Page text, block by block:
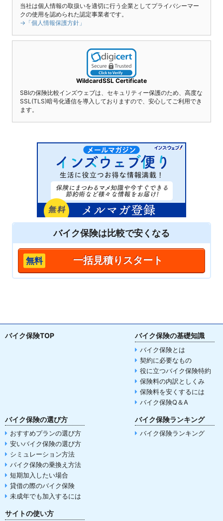
当社は個人情報の取扱いを適切に行う企業としてプライバシーマー
クの使用を認められた認定事業者です。
→「個人情報保護方針」
WildcardSSL Certificate
SBIの保険比較インズウェブは、セキュリティー保護のため、高度な
SSL(TLS)暗号化通信を導入しておりますので、安心してご利用でき
ます。
バイク保険は比較で安くなる
一括見積りスタート
バイク保険TOP バイク保険の基礎知識
バイク保険とは
契約に必要なもの
役に立つバイク保険特約
保険料の内訳としくみ
保険料を安くするには
バイク保険Q＆A
バイク保険の選び方
おすすめプランの選び方
安いバイク保険の選び方
シミュレーション方法
バイク保険の乗換え方法
短期加入したい場合
貸借の際のバイク保険
未成年でも加入するには
バイク保険ランキング
バイク保険ランキング
サイトの使い方